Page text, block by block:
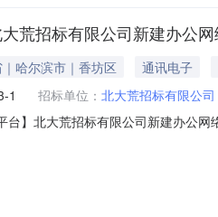
荒招标有限公司新建办公
哈尔滨市｜香坊区
通讯电子
1 招标单位： 北大荒招标有限公司
台】北大荒招标有限公司新建办公
哈尔滨市香坊区珠江路29号，合同